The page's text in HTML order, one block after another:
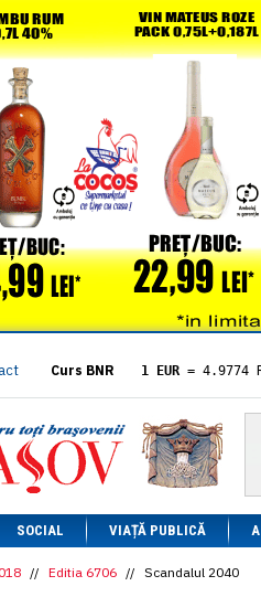
Curs BNR 1 EUR = 4.9774
= 5.8304
1 XAU= 464.4611
1 AED= 1.1933
1 AUD= 2.7957
1 BGN= 2.5449
1 CAD= 3.1559
1 CHF= 5.2813
1 CNY= 0.6015
SOCIAL VIAȚĂ PUBLICĂ
// Editia 6706 // Scandalul 2040